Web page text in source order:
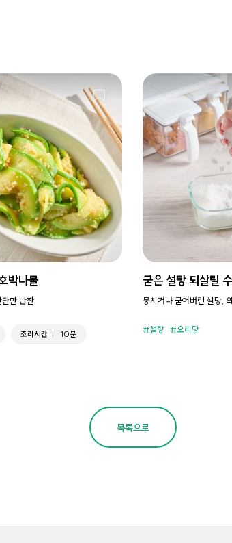
박나물
한 반찬
조리시간 10분
굳은 설탕 되살릴
뭉치거나 굳어버린 설탕,
설탕 요리당
목록으로